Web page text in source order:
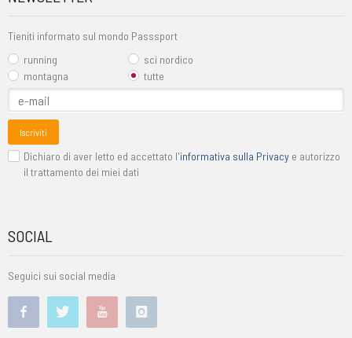
Tieniti informato sul mondo Passsport
running
sci nordico
montagna
tutte
Iscriviti
Dichiaro di aver letto ed accettato l'informativa sulla Privacy e autorizzo
il trattamento dei miei dati
SOCIAL
Seguici sui social media